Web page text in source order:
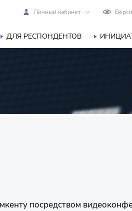
Личный кабинет
ДЛЯ РЕСПОНДЕНТОВ
посредством